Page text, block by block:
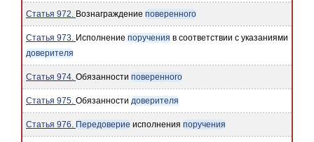
Статья 972. Вознаграждение поверенного
Статья 973. Исполнение поручения в соответствии с указаниями
доверителя
Статья 974. Обязанности поверенного
Статья 975. Обязанности доверителя
Статья 976. Передоверие исполнения поручения